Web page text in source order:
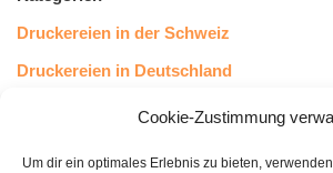
Cookie-Zustimmung
Um dir ein optimales Erlebnis zu bieten,
Druckereien in der Schweiz
Druckereien in Deutschland
Druckereien in Österreich